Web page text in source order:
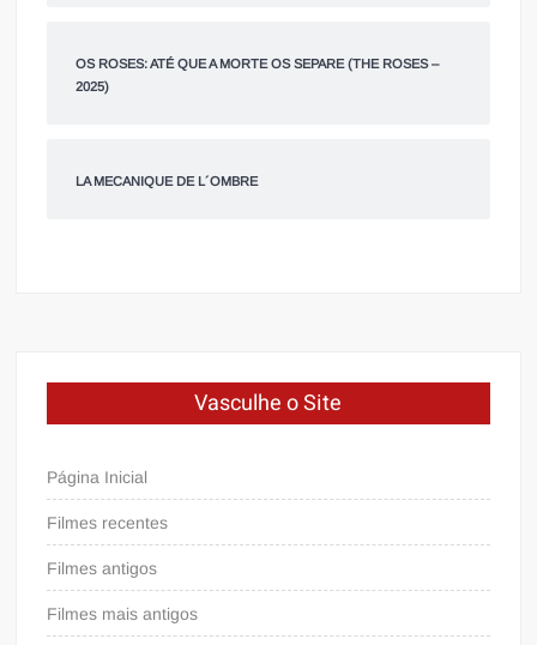
OS ROSES: ATÉ QUE A MORTE OS SEPARE (THE ROSES –
2025)
LA MECANIQUE DE L´OMBRE
Vasculhe o Site
Página Inicial
Filmes recentes
Filmes antigos
Filmes mais antigos